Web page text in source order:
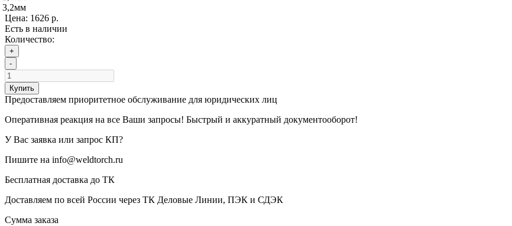
3,2мм
Цена: 1626 р.
Есть в наличии
Количество:
+
-
Купить
Предоставляем приоритетное обслуживание для юридических лиц
Оперативная реакция на все Ваши запросы! Быстрый и аккуратный документооборот!
У Вас заявка или запрос КП?
Пишите на info@weldtorch.ru
Бесплатная доставка до ТК
Доставляем по всей России через ТК Деловые Линии, ПЭК и СДЭК
Сумма заказа